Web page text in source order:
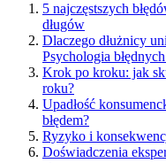
5 najczęstszych
długów
Dlaczego dłużnicy
Psychologia
Krok po kroku: jak
roku?
Upadłość
błędem?
Ryzyko i
Doświadczenia